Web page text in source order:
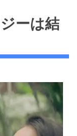
ーは結